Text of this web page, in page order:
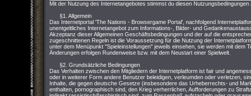
Mit der Nutzung des Internetangebotes stimmst du diesen Nutzungsbedingungen
§1. Allgemein
Das Internetportal 'The Nations - Browsergame Portal', nachfolgend
unentgeltliches Internetangebot zum Informations-, Bilder- und
Akzeptanz dieser Allgemeinen Geschäftsbedingungen und der auf die
zugeschnittenen Regeln ist die Voraussetzung für die Nutzung der
unter dem Menüpunkt "Spieleinstellungen" jeweils einsehen, sie werden mit dem
Änderungen erfolgen Rundenweise bzw. mit dem Neustart einer Spielwelt.
§2. Grundsätzliche Bedingungen
Das Verhalten zwischen den Mitgliedern der Internetplatform ist fair und
oder in weiterer Form andere Benutzer beleidigen, verleumden oder verletzen,
Inhalte, die gegen deutsche Gesetze (insbesondere das Urheberrechts- und
enthalten, pornographisch sind, den Krieg verherrlichen, Aufforderungen zu